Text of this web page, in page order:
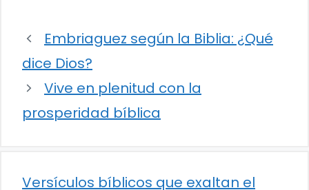
Embriaguez según la Biblia: ¿Qué
dice Dios?
Vive en plenitud con la
prosperidad bíblica
Versículos bíblicos que exaltan el